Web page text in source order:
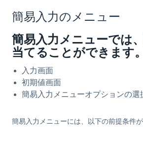
簡易入力のメニュー
簡易入力メニューでは
当てることができます。
入力画面
初期値画面
簡易入力メニューオプションの選
簡易入力メニューには、以下の前提条件が